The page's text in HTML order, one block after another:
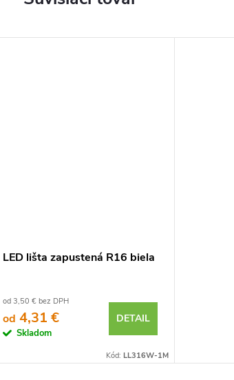
LED lišta zapustená R16 biela
od 3,50 € bez DPH
od 4,31 €
Skladom
DETAIL
Kód: LL316W-1M